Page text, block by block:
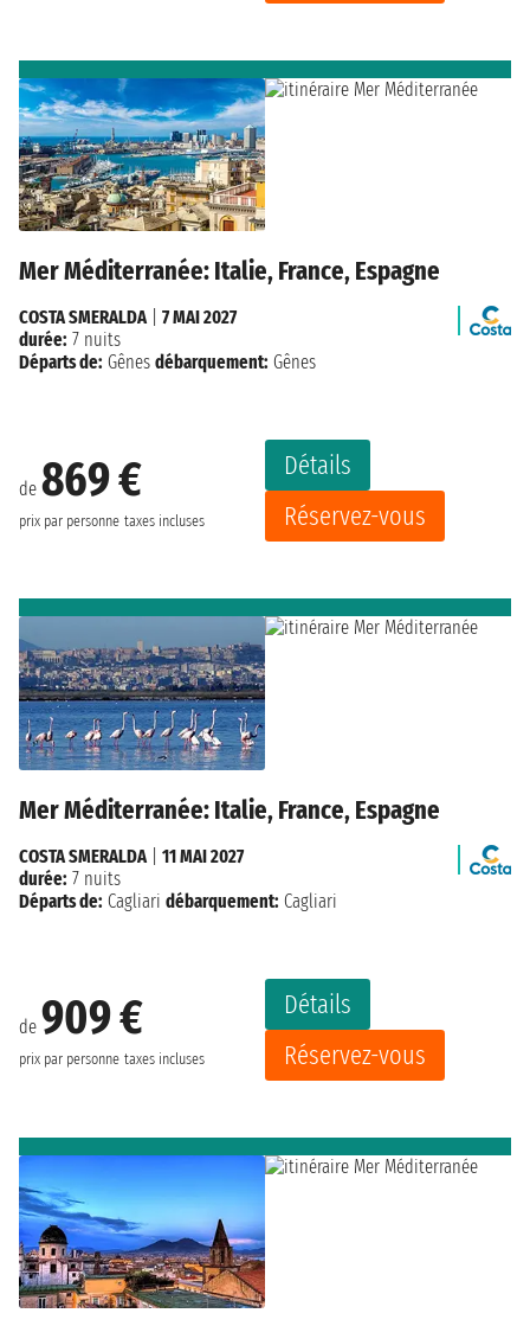
Mer Méditerranée: Italie, France, Espagne
de 869 €
prix par personne taxes incluses
Détails
Réservez-vous
COSTA SMERALDA| 7 MAI 2027
durée: 7 nuits
Départs de: Gênes débarquement: Gênes
Mer Méditerranée: Italie, France, Espagne
de 909 €
prix par personne taxes incluses
Détails
Réservez-vous
COSTA SMERALDA| 11 MAI 2027
durée: 7 nuits
Départs de: Cagliari débarquement: Cagliari